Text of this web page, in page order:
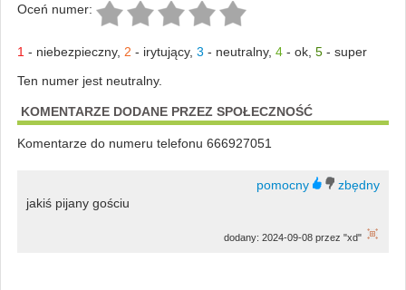
Oceń numer:
1 - niebezpieczny, 2 - irytujący, 3 - neutralny, 4- ok, 5- super
Ten numer jest neutralny.
KOMENTARZE DODANE PRZEZ SPOŁECZNOŚĆ
Komentarze do numeru telefonu 666927051
jakiś pijany gościu
dodany: 2024-09-08 przez "xd"